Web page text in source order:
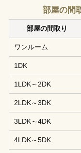
部屋の間
部屋の間取り
ワンルーム
1DK
1LDK～2DK
2LDK～3DK
3LDK～4DK
4LDK～5DK